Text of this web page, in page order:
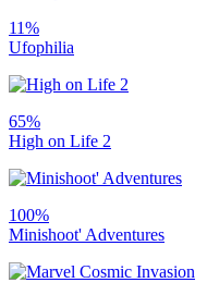
11%
Ufophilia
65%
High on Life 2
100%
Minishoot' Adventures